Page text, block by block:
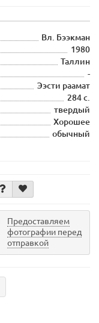
Вл. Бээкман
1980
Таллин
-
Ээсти раамат
284 с.
твердый
Хорошее
обычный
Предоставляем
фотографии перед
отправкой